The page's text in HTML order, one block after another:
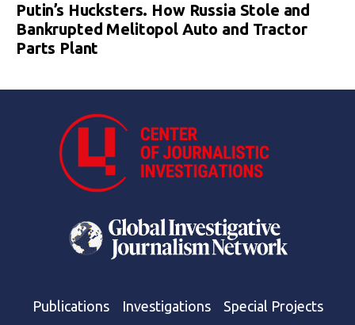
Putin’s Hucksters. How Russia Stole and
Bankrupted Melitopol Auto and Tractor
Parts Plant
Publications Investigations Special Projects